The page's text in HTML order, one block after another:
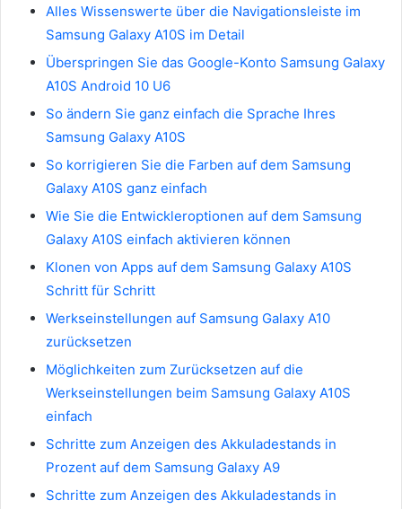
Alles Wissenswerte über die Navigationsleiste im
Samsung Galaxy A10S im Detail
Überspringen Sie das Google-Konto Samsung Galaxy
A10S Android 10 U6
So ändern Sie ganz einfach die Sprache Ihres
Samsung Galaxy A10S
So korrigieren Sie die Farben auf dem Samsung
Galaxy A10S ganz einfach
Wie Sie die Entwickleroptionen auf dem Samsung
Galaxy A10S einfach aktivieren können
Klonen von Apps auf dem Samsung Galaxy A10S
Schritt für Schritt
Werkseinstellungen auf Samsung Galaxy A10
zurücksetzen
Möglichkeiten zum Zurücksetzen auf die
Werkseinstellungen beim Samsung Galaxy A10S
einfach
Schritte zum Anzeigen des Akkuladestands in
Prozent auf dem Samsung Galaxy A9
Schritte zum Anzeigen des Akkuladestands in